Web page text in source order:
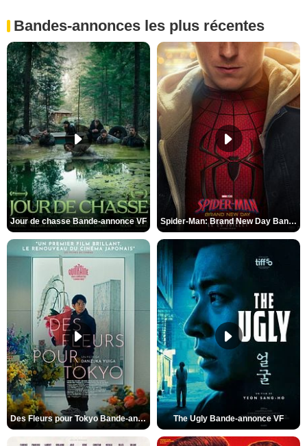
Bandes-annonces les plus récentes
Jour de chasse Bande-annonce VF Spider-Man: Brand New Day Bande-annonce (3) VO STFR
Des Fleurs pour Tokyo Bande-annonce VO STFR The Ugly Bande-annonce VF